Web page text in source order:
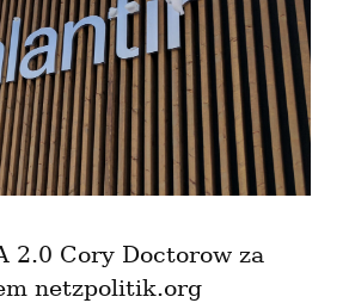
2.0 Cory Doctorow za
netzpolitik.org